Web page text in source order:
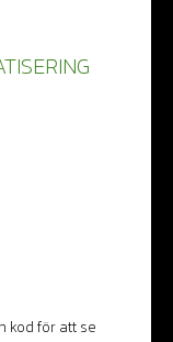
kod för att se